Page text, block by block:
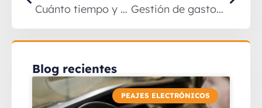
Cuánto tiempo y dinero pierdes en los peajes (y cómo recuperarlo con un TAG) Gestión de gastos corporativos
Blog recientes
PEAJES ELECTRÓNICOS